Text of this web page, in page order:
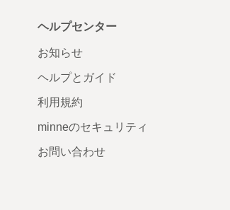
ヘルプセンター
お知らせ
ヘルプとガイド
利用規約
minneのセキュリティ
お問い合わせ